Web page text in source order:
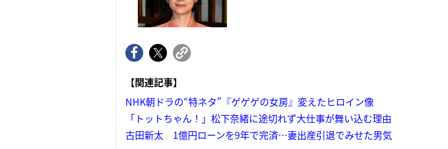
【関連記事】
NHK朝ドラの“特ネタ”『ゲゲゲの女房』変えたヒロイン像
「トットちゃん！」松下奈緒に途切れず大仕事が舞い込む理由
古田新太 1億円ローンを9年で完済…妻出産引退でみせた男気